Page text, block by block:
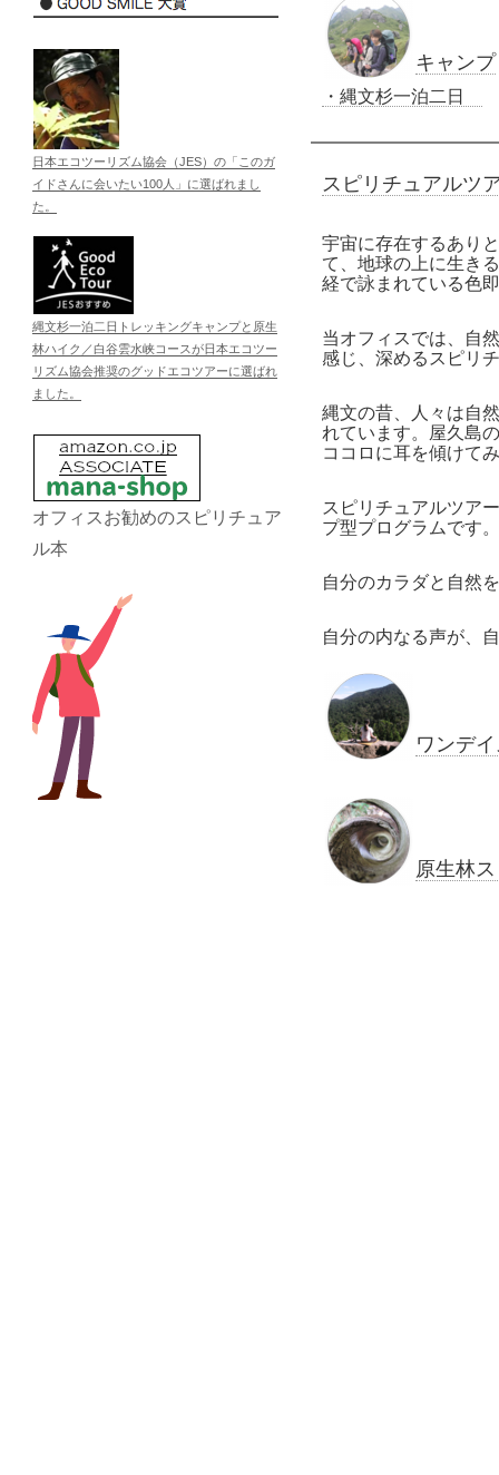
キャンプ
・縄文杉一泊二日
スピリチュアルツ
宇宙に存在するあり
て、地球の上に生き
経で詠まれている色
当オフィスでは、自
感じ、深めるスピリ
縄文の昔、人々は自
れています。屋久島
ココロに耳を傾けて
スピリチュアルツア
プ型プログラムです。
自分のカラダと自然
自分の内なる声が、
ワンデ
原生林
日本エコツーリズム協会（JES）の「このガ
イドさんに会いたい100人」に選ばれまし
た。
縄文杉一泊二日トレッキングキャンプと原生
林ハイク／白谷雲水峡コースが日本エコツー
リズム協会推奨のグッドエコツアーに選ばれ
ました。
オフィスお勧めのスピリチュア
ル本